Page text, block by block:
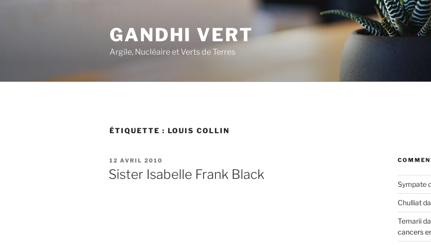
GANDHI VERT
Argile, Nucléaire et Verts de Terres
ÉTIQUETTE : LOUIS COLLIN
PUBLIÉ
LE
12 AVRIL 2010
Sister Isabelle Frank Black
Sympate
Chulliat
Temarii
cancers